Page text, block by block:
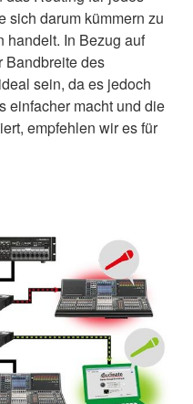
sich darum kümmern zu
handelt. In Bezug auf
Bandbreite des
sein, da es jedoch
einfacher macht und die
empfehlen wir es für